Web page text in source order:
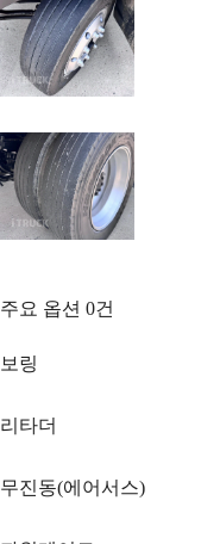
주요 옵션 0건
보링
리타더
무진동(에어서스)